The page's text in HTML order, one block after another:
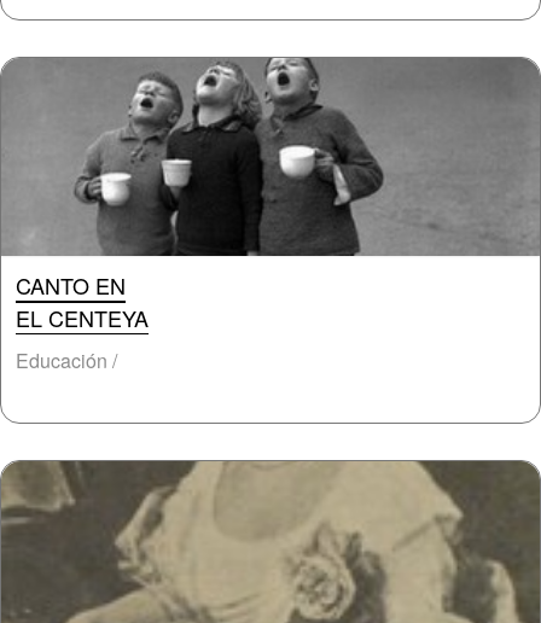
CANTO EN
EL CENTEYA
Educación /